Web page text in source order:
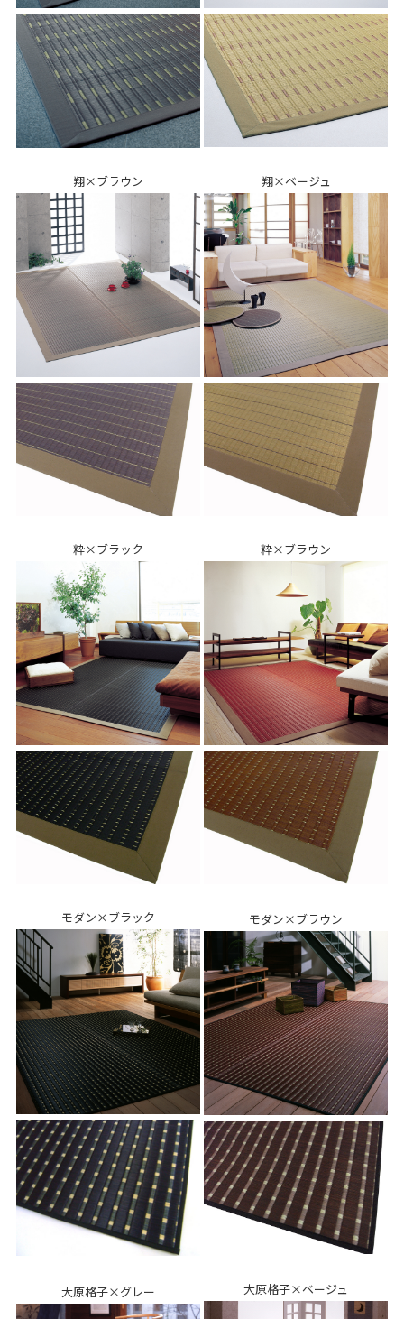
翔×ブラウン 翔×ベージュ
粋×ブラック 粋×ブラウン
モダン×ブラック モダン×ブラウン
大原格子×グレー 大原格子×ベージュ